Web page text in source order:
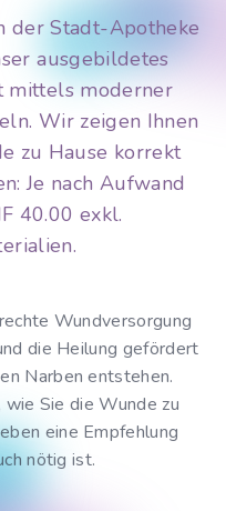
der Stadt-Apotheke
ausgebildetes
mittels moderner
Wir zeigen Ihnen
zu Hause korrekt
Je nach Aufwand
40.00 exkl.
Wundversorgung
die Heilung gefördert
Narben entstehen.
Sie die Wunde zu
eine Empfehlung
nötig ist.